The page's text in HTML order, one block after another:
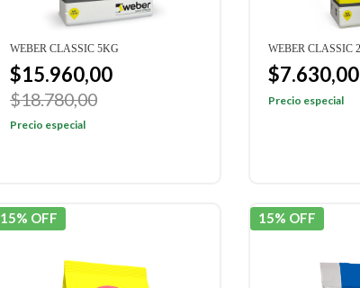
WEBER CLASSIC 5KG
$15.960,00
$18.780,00
Precio especial
WEBER CLASSIC
$7.630,00
Precio especial
15% OFF 15% OFF